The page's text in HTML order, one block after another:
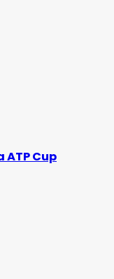
Cup